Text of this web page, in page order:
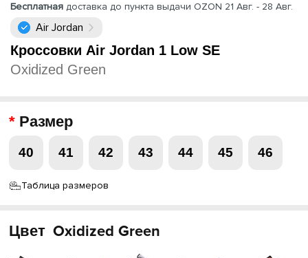
Бесплатная доставка до пункта выдачи OZON 21 Авг. - 28 Авг.
Air Jordan
Кроссовки Air Jordan 1 Low SE
Oxidized Green
Размер
40 41 42 43 44 45 46
Таблица размеров
Цвет Oxidized Green